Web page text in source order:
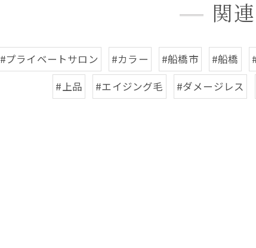
関
#プライベートサロン #カラー #船橋市 #船橋
#上品
#エイジング毛 #ダメージレス